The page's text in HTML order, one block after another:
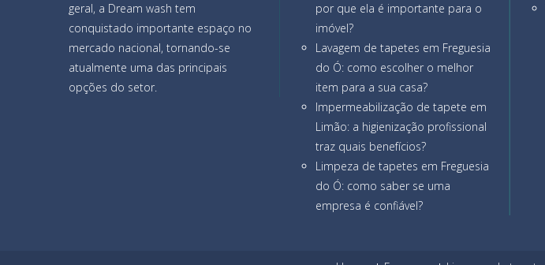
geral, a Dream wash tem
conquistado importante espaço no
mercado nacional, tornando-se
atualmente uma das principais
opções do setor.
por que ela é importante para o
imóvel?
Lavagem de tapetes em Freguesia
do Ó: como escolher o melhor
item para a sua casa?
Impermeabilização de tapete em
Limão: a higienização profissional
traz quais benefícios?
Limpeza de tapetes em Freguesia
do Ó: como saber se uma
empresa é confiável?